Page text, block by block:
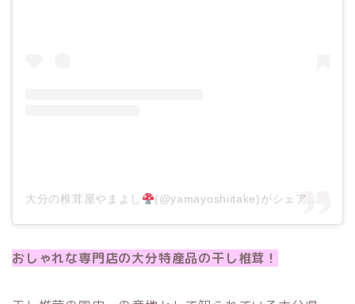
大分の椎茸屋やまよし (@yamayoshiitake)がシェアした投稿
おしゃれな専門店の大分特産品の干し椎茸！